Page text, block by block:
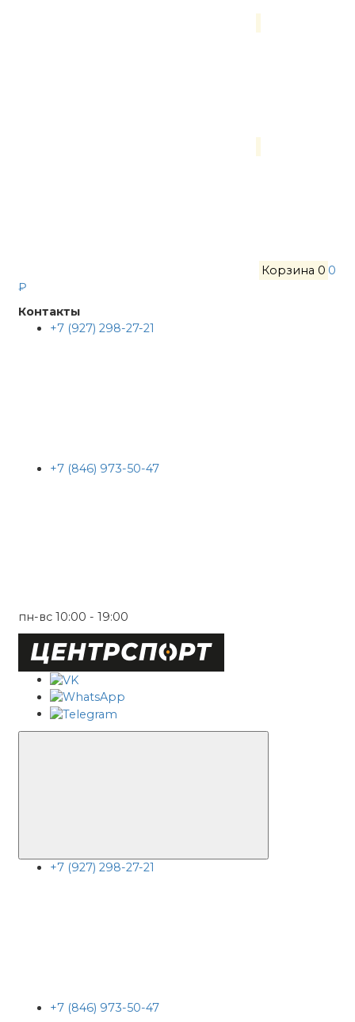
Корзина 0 0
₽
Контакты
+7 (927) 298-27-21
+7 (846) 973-50-47
пн-вс 10:00 - 19:00
+7 (927) 298-27-21
+7 (846) 973-50-47